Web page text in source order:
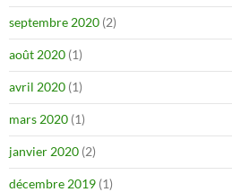
septembre 2020 (2)
août 2020 (1)
avril 2020 (1)
mars 2020 (1)
janvier 2020 (2)
décembre 2019 (1)